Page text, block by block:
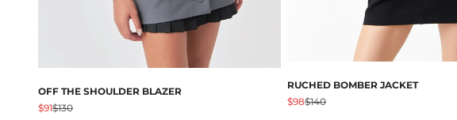
OFF THE SHOULDER BLAZER
Angebot
$91Regulärer Preis
$130
RUCHED BOMBER JACKET
Angebot
$98Regulärer Preis
$140